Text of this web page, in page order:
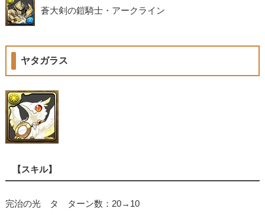
蒼大剣の鎧騎士・アークライン
ヤタガラス
【スキル】
完治の光 タ ターン数：20→10